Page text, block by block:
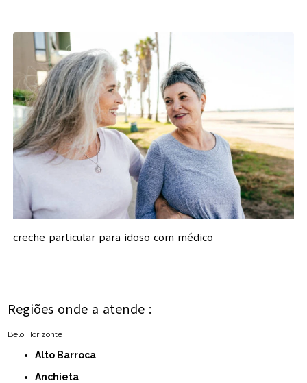
creche particular para idoso com médico
Regiões onde a atende :
Belo Horizonte
Alto Barroca
Anchieta